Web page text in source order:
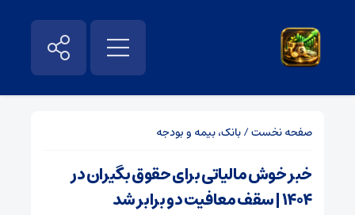
صفحه نخست/بانک، بیمه و بودجه
خبر خوش مالیاتی برای حقوق‌ بگیران در
۱۴۰۴ | سقف معافیت دو برابر شد